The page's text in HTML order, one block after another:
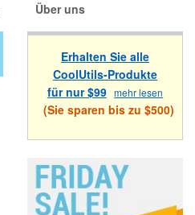
Über uns
Erhalten Sie alle
CoolUtils-Produkte
für nur $99 mehr lesen
(Sie sparen bis zu $500)